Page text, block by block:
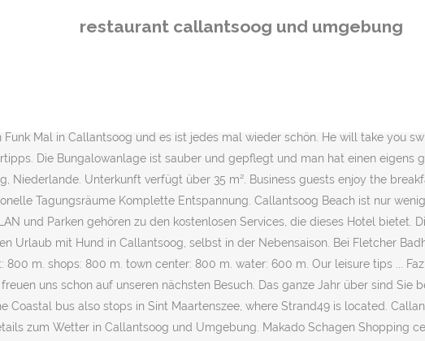
restaurant callantsoog und umgebung
für Strandhotel de Horn an – mit vollständig erstattungsfähigen
Mal in Callantsoog und es ist jedes mal wieder schön. He will take you
Die Bungalowanlage ist sauber und gepflegt und man hat einen eigens
Niederlande. Unterkunft verfügt über 35 m². Business guests enjoy the
Tagungsräume Komplette Entspannung. Callantsoog Beach ist nur
und Parken gehören zu den kostenlosen Services, die dieses Hotel bietet.
Urlaub mit Hund in Callantsoog, selbst in der Nebensaison. Bei Fletcher
m. shops: 800 m. town center: 800 m. water: 600 m. Our leisure tips ...
uns schon auf unseren nächsten Besuch. Das ganze Jahr über sind
Coastal bus also stops in Sint Maartenszee, where Strand49 is located.
zum Wetter in Callantsoog und Umgebung. Makado Schagen Shopping